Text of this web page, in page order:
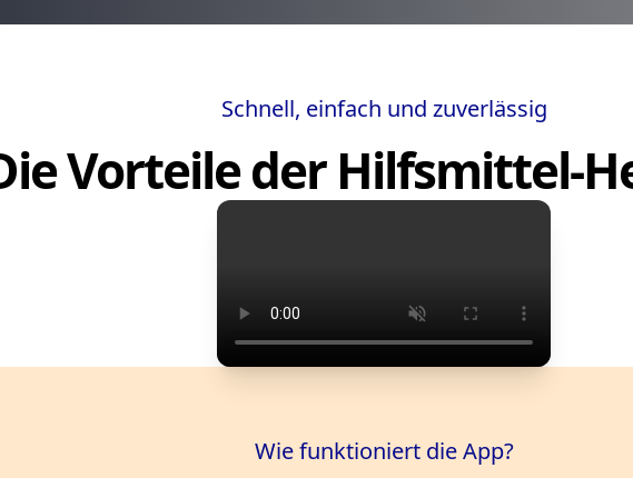
Schnell, einfach und zuverlässig
Vorteile der Hilfsmittel-
Wie funktioniert die App?